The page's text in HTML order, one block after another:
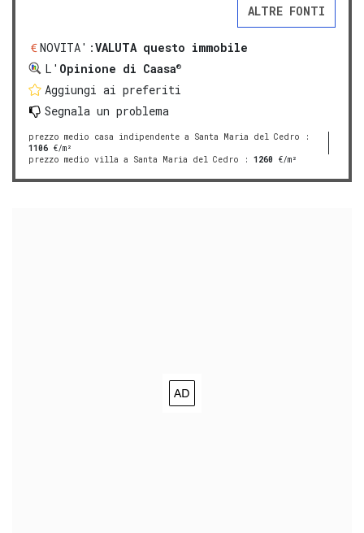
ALTRE FONTI
NOVITA':VALUTA questo immobile
L' Opinione di Caasa®
Aggiungi ai preferiti
Segnala un problema
prezzo medio casa indipendente a Santa Maria del Cedro :
1106 €/m²
prezzo medio villa a Santa Maria del Cedro : 1260 €/m²